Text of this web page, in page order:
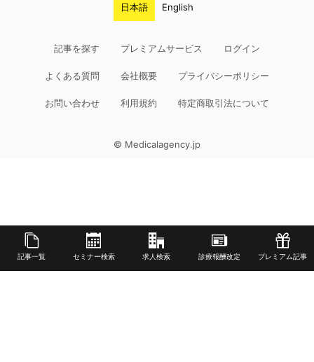
記事一覧 セミナー検索 求人検索 診療報酬改定 プレミアム記事
日本語 English
記事を探す プレミアムサービス ログイン
よくある質問 会社概要 プライバシーポリシー
お問い合わせ 利用規約 特定商取引法について
© Medicalagency.jp